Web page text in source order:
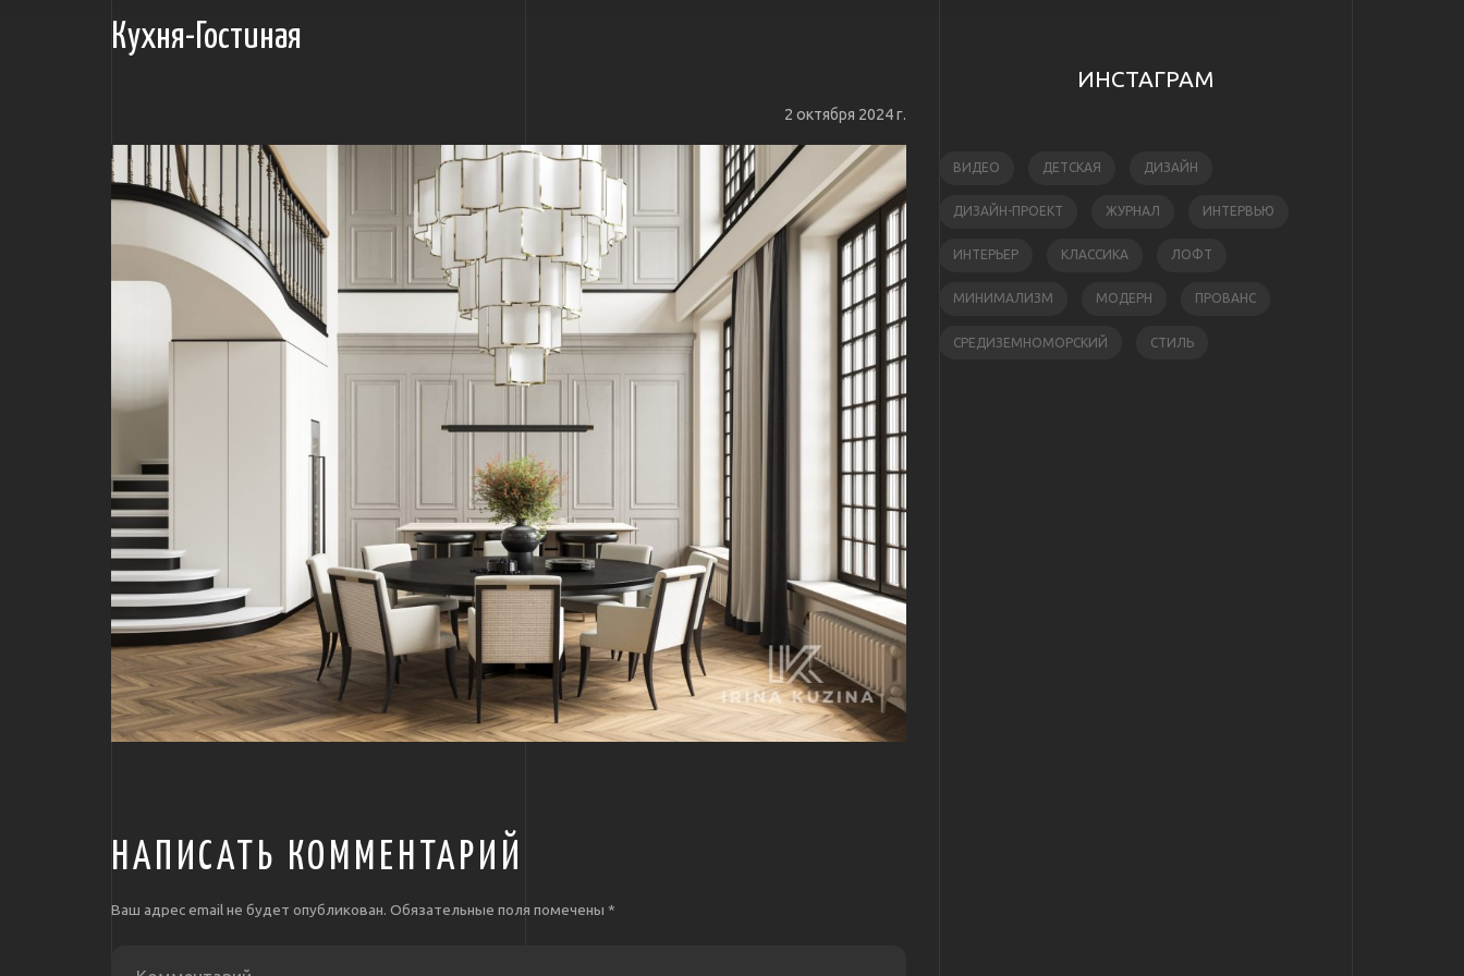
Кухня-Гостиная
2 октября 2024 г.
НАПИСАТЬ КОММЕНТАРИЙ
Ваш адрес email не будет опубликован. Обязательные поля помечены *
ИНСТАГРАМ
ВИДЕО ДЕТСКАЯ ДИЗАЙН
ДИЗАЙН-ПРОЕКТ ЖУРНАЛ ИНТЕРВЬЮ
ИНТЕРЬЕР КЛАССИКА ЛОФТ
МИНИМАЛИЗМ МОДЕРН ПРОВАНС
СРЕДИЗЕМНОМОРСКИЙ СТИЛЬ